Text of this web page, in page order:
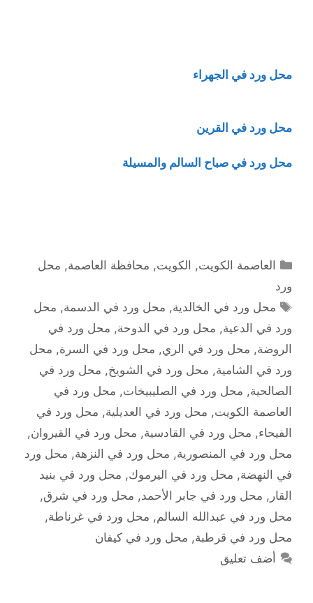
محل ورد في الجهراء
محل ورد في القرين
محل ورد في صباح السالم والمسيلة
التصنيفات
العاصمة الكويت, الكويت, محافظة العاصمة, محل
ورد
الوسوم
محل ورد في الخالدية, محل ورد في الدسمة, محل
ورد في الدعية, محل ورد في الدوحة, محل ورد في
الروضة, محل ورد في الري, محل ورد في السرة, محل
ورد في الشامية, محل ورد في الشويخ, محل ورد في
الصالحية, محل ورد في الصليبيخات, محل ورد في
العاصمة الكويت, محل ورد في العديلية, محل ورد في
الفيحاء, محل ورد في القادسية, محل ورد في القيروان,
محل ورد في المنصورية, محل ورد في النزهة, محل ورد
في النهضة, محل ورد في اليرموك, محل ورد في بنيد
القار , محل ورد في جابر الأحمد, محل ورد في شرق,
محل ورد في عبدالله السالم, محل ورد في غرناطة,
محل ورد في قرطبة, محل ورد في كيفان
أضف تعليق